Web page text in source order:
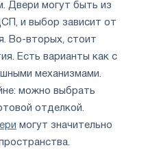
Двери могут быть из
и выбор зависит от
Во-вторых, стоит
Есть варианты как с
механизмами.
можно выбрать
отделкой.
могут значительно